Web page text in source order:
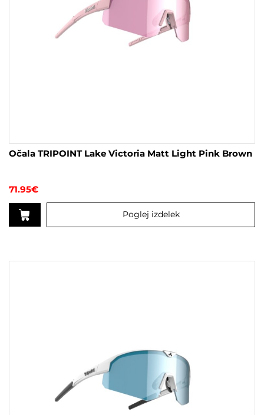
Očala TRIPOINT Lake Victoria Matt Light Pink Brown
71.95€
Poglej izdelek